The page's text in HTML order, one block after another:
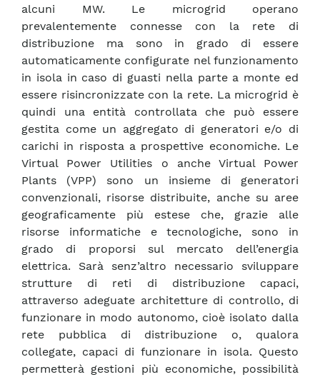
alcuni MW. Le microgrid operano
prevalentemente connesse con la rete di
distribuzione ma sono in grado di essere
automaticamente configurate nel funzionamento
in isola in caso di guasti nella parte a monte ed
essere risincronizzate con la rete. La microgrid è
quindi una entità controllata che può essere
gestita come un aggregato di generatori e/o di
carichi in risposta a prospettive economiche. Le
Virtual Power Utilities o anche Virtual Power
Plants (VPP) sono un insieme di generatori
convenzionali, risorse distribuite, anche su aree
geograficamente più estese che, grazie alle
risorse informatiche e tecnologiche, sono in
grado di proporsi sul mercato dell’energia
elettrica. Sarà senz’altro necessario sviluppare
strutture di reti di distribuzione capaci,
attraverso adeguate architetture di controllo, di
funzionare in modo autonomo, cioè isolato dalla
rete pubblica di distribuzione o, qualora
collegate, capaci di funzionare in isola. Questo
permetterà gestioni più economiche, possibilità